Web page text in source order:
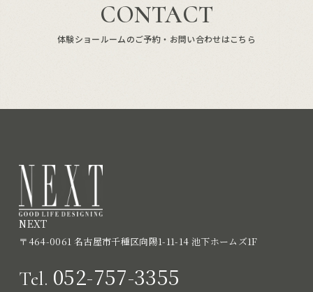
CONTACT
体験ショールームのご予約・お問い合わせはこちら
NEXT
〒464-0061 名古屋市千種区向陽1-11-14 池下ホームズ1F
Tel. 052-757-3355